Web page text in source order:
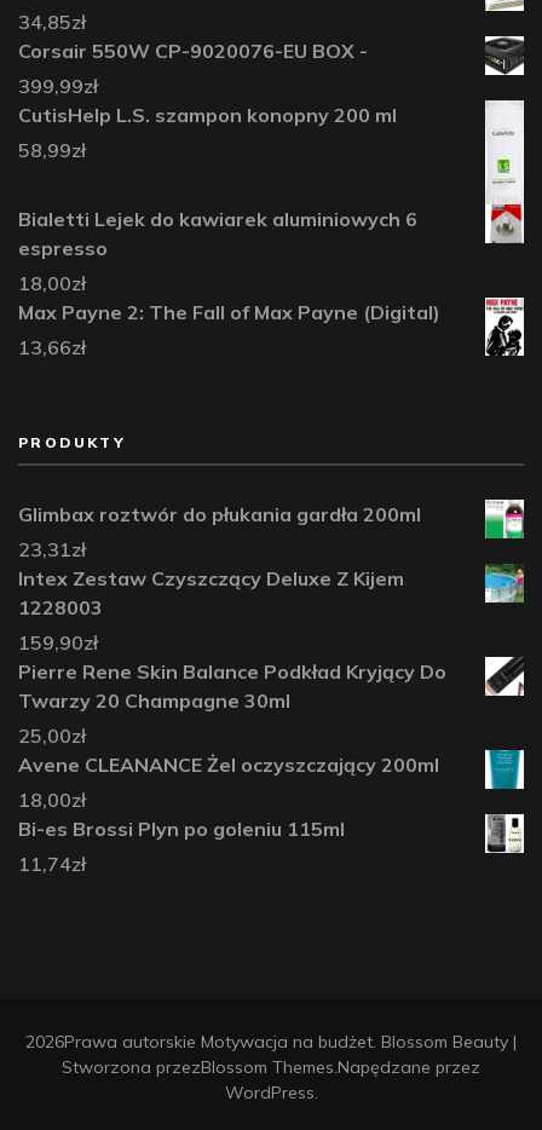
34,85zł
Corsair 550W CP-9020076-EU BOX -
399,99zł
CutisHelp L.S. szampon konopny 200 ml
58,99zł
Bialetti Lejek do kawiarek aluminiowych 6
espresso
18,00zł
Max Payne 2: The Fall of Max Payne (Digital)
13,66zł
PRODUKTY
Glimbax roztwór do płukania gardła 200ml
23,31zł
Intex Zestaw Czyszczący Deluxe Z Kijem
1228003
159,90zł
Pierre Rene Skin Balance Podkład Kryjący Do
Twarzy 20 Champagne 30ml
25,00zł
Avene CLEANANCE Żel oczyszczający 200ml
18,00zł
Bi-es Brossi Plyn po goleniu 115ml
11,74zł
2026Prawa autorskie Motywacja na budżet. Blossom Beauty |
Stworzona przezBlossom Themes.Napędzane przez
WordPress.